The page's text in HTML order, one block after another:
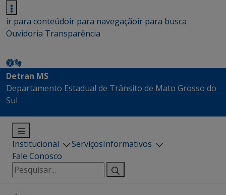
ir para conteúdoir para navegaçãoir para busca
Ouvidoria Transparência
Detran MS
Departamento Estadual de Trânsito de Mato Grosso do
Sul
Institucional ServiçosInformativos
Fale Conosco
Pesquisar
por: